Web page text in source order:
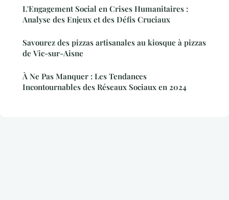
L'Engagement Social en Crises Humanitaires :
Analyse des Enjeux et des Défis Cruciaux
Savourez des pizzas artisanales au kiosque à pizzas
de Vic-sur-Aisne
À Ne Pas Manquer : Les Tendances
Incontournables des Réseaux Sociaux en 2024